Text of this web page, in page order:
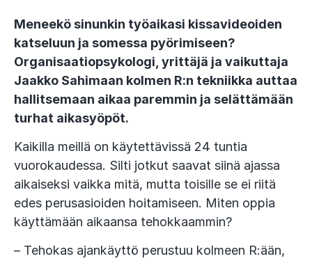
Meneekö sinunkin työaikasi kissavideoiden
katseluun ja somessa pyörimiseen?
Organisaatiopsykologi, yrittäjä ja vaikuttaja
Jaakko Sahimaan kolmen R:n tekniikka auttaa
hallitsemaan aikaa paremmin ja selättämään
turhat aikasyöpöt.
Kaikilla meillä on käytettävissä 24 tuntia
vuorokaudessa. Silti jotkut saavat siinä ajassa
aikaiseksi vaikka mitä, mutta toisille se ei riitä
edes perusasioiden hoitamiseen. Miten oppia
käyttämään aikaansa tehokkaammin?
– Tehokas ajankäyttö perustuu kolmeen R:ään,